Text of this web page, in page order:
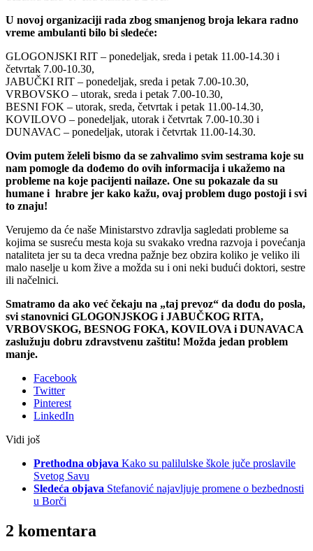
U novoj organizaciji rada zbog smanjenog broja lekara radno
vreme ambulanti bilo bi sledeće:
GLOGONJSKI RIT – ponedeljak, sreda i petak 11.00-14.30 i
četvrtak 7.00-10.30,
JABUČKI RIT – ponedeljak, sreda i petak 7.00-10.30,
VRBOVSKO – utorak, sreda i petak 7.00-10.30,
BESNI FOK – utorak, sreda, četvrtak i petak 11.00-14.30,
KOVILOVO – ponedeljak, utorak i četvrtak 7.00-10.30 i
DUNAVAC – ponedeljak, utorak i četvrtak 11.00-14.30.
Ovim putem želeli bismo da se zahvalimo svim sestrama koje su
nam pomogle da dođemo do ovih informacija i ukažemo na
probleme na koje pacijenti nailaze. One su pokazale da su
humane i hrabre jer kako kažu, ovaj problem dugo postoji i svi
to znaju!
Verujemo da će naše Ministarstvo zdravlja sagledati probleme sa
kojima se susreću mesta koja su svakako vredna razvoja i povećanja
nataliteta jer su ta deca vredna pažnje bez obzira koliko je veliko ili
malo naselje u kom žive a možda su i oni neki budući doktori, sestre
ili načelnici.
Smatramo da ako već čekaju na „taj prevoz“ da dođu do posla,
svi stanovnici GLOGONJSKOG i JABUČKOG RITA,
VRBOVSKOG, BESNOG FOKA, KOVILOVA i DUNAVACA
zaslužuju dobru zdravstvenu zaštitu! Možda jedan problem
manje.
Facebook
Twitter
Pinterest
LinkedIn
Vidi još
Prethodna objava Kako su palilulske škole juče proslavile
Svetog Savu
Sledeća objava Stefanović najavljuje promene o bezbednosti
u Borči
2 komentara